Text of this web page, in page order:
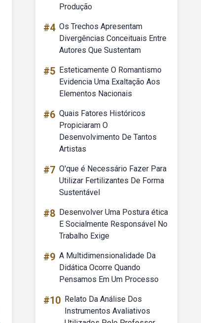
Produção
#4 Os Trechos Apresentam
Divergências Conceituais Entre
Autores Que Sustentam
#5 Esteticamente O Romantismo
Evidencia Uma Exaltação Aos
Elementos Nacionais
#6 Quais Fatores Históricos
Propiciaram O
Desenvolvimento De Tantos
Artistas
#7 O'que é Necessário Fazer Para
Utilizar Fertilizantes De Forma
Sustentável
#8 Desenvolver Uma Postura ética
E Socialmente Responsável No
Trabalho Exige
#9 A Multidimensionalidade Da
Didática Ocorre Quando
Pensamos Em Um Processo
#10 Relato Da Análise Dos
Instrumentos Avaliativos